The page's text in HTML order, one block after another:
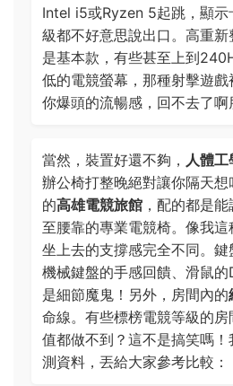
Intel i5或Ryzen 5起跳，顯
級都不好意思說出口。高重
是基本款，有些甚至上到
低的電競螢幕，那種射擊遊
你爆頭的流暢感，回不去了啊
當然，裝置好還不夠， 人體工
辦公椅打整晚絕對讓你隔天
的高雄電競旅館 ，配的都是
至腰靠的專業電競椅。像我這
坐上去的支撐感完全不同。鍵
機械鍵盤的手感回饋、滑鼠
是細節魔鬼！另外，房間內的
命線。有些標榜電競等級的
值都做不到？這不是搞笑嗎
測資料，丟給大家參考比較：